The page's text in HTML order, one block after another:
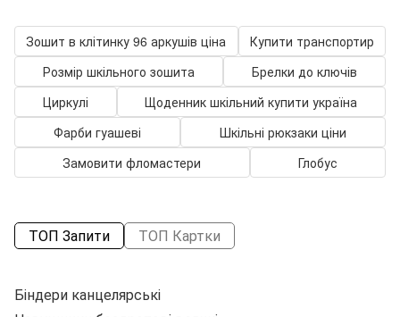
Зошит в клітинку 96 аркушів ціна
Купити транспортир
Розмір шкільного зошита
Брелки до ключів
Циркулі
Щоденник шкільний купити україна
Фарби гуашеві
Шкільні рюкзаки ціни
Замовити фломастери
Глобус
ТОП Запити ТОП Картки
Біндери канцелярські